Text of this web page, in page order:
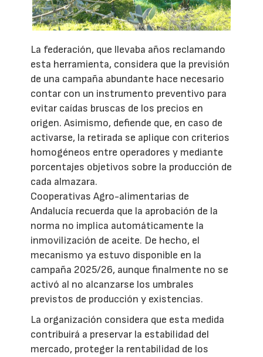
La federación, que llevaba años reclamando
esta herramienta, considera que la previsión
de una campaña abundante hace necesario
contar con un instrumento preventivo para
evitar caídas bruscas de los precios en
origen. Asimismo, defiende que, en caso de
activarse, la retirada se aplique con criterios
homogéneos entre operadores y mediante
porcentajes objetivos sobre la producción de
cada almazara.
Cooperativas Agro-alimentarias de
Andalucía recuerda que la aprobación de la
norma no implica automáticamente la
inmovilización de aceite. De hecho, el
mecanismo ya estuvo disponible en la
campaña 2025/26, aunque finalmente no se
activó al no alcanzarse los umbrales
previstos de producción y existencias.
La organización considera que esta medida
contribuirá a preservar la estabilidad del
mercado, proteger la rentabilidad de los